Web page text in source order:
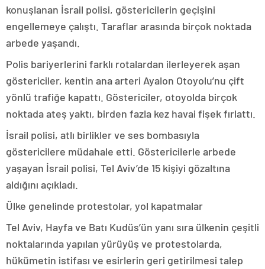
konuşlanan İsrail polisi, göstericilerin geçişini
engellemeye çalıştı. Taraflar arasında birçok noktada
arbede yaşandı.
Polis bariyerlerini farklı rotalardan ilerleyerek aşan
göstericiler, kentin ana arteri Ayalon Otoyolu’nu çift
yönlü trafiğe kapattı. Göstericiler, otoyolda birçok
noktada ateş yaktı, birden fazla kez havai fişek fırlattı.
İsrail polisi, atlı birlikler ve ses bombasıyla
göstericilere müdahale etti. Göstericilerle arbede
yaşayan İsrail polisi, Tel Aviv’de 15 kişiyi gözaltına
aldığını açıkladı.
Ülke genelinde protestolar, yol kapatmalar
Tel Aviv, Hayfa ve Batı Kudüs’ün yanı sıra ülkenin çeşitli
noktalarında yapılan yürüyüş ve protestolarda,
hükümetin istifası ve esirlerin geri getirilmesi talep